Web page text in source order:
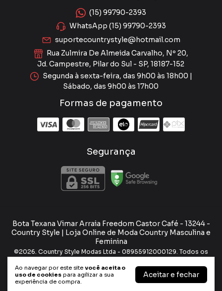
Ao navegar por este site você aceita o
uso de cookies para agilizar a sua
experiência de compra.
Aceitar e fechar
(15) 99790-2393
WhatsApp (15) 99790-2393
suportecountrystyle@hotmail.com
Rua Zulmira De Almeida Carvalho, Nº 20,
Jd. Campestre, Pilar do Sul - SP, 18187-152
Segunda à sexta-feira, das 9h00 às 18h00 |
Sábado, das 9h00 às 17h00
Formas de pagamento
Segurança
Bota Texana Vimar Arraia Freedom Castor Café - 13244-
Country Style | Loja Online de Moda Country Masculina e
Feminina
©2026. Country Style Modas Ltda - 08955912000129. Todos os
direitos reservados.